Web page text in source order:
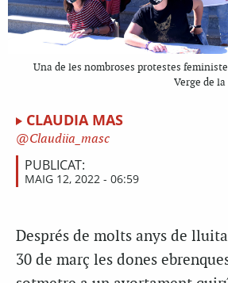
Una de les nombroses protestes
Verge de
CLAUDIA MAS
Claudiia_masc
PUBLICAT:
MAIG 12, 2022 - 06:59
Després de molts anys de
30 de març les dones